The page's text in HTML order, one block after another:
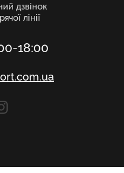
дзвінок
лінії
18:00